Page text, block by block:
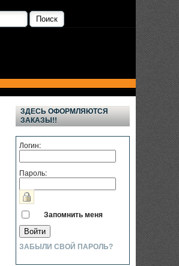
ЗДЕСЬ ОФОРМЛЯЮТСЯ
ЗАКАЗЫ!!
Логин:
Пароль:
Запомнить меня
ЗАБЫЛИ СВОЙ ПАРОЛЬ?